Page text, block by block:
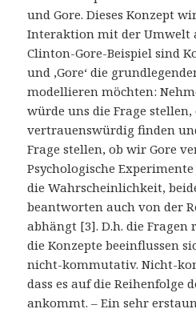
und Gore. Dieses Konzept
Interaktion mit der Umwelt
Clinton-Gore-Beispiel sind
und ‚Gore‘ die
modellieren möchten:
würde uns die Frage
vertrauenswürdig finden
Frage stellen, ob wir Gore
Psychologische
die Wahrscheinlichkeit,
beantworten auch von der
abhängt [3]. D.h. die
die Konzepte beeinflussen
nicht-kommutativ. Nicht-
dass es auf die Reihenfolge
ankommt. – Ein sehr